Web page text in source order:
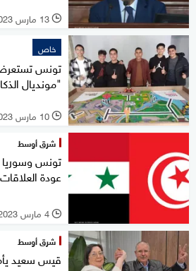
l 13 مارس 2023
خاص
تونس
"مونديال
l 10 مارس 2023
شرق أوسط
تونس وسوريا
عودة العلاقات
l 4 مارس 2023
شرق أوسط
قيس سعيد